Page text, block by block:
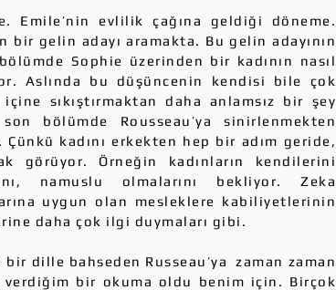
evlilik çağına geldiği döneme.
bir gelin adayı aramakta. Bu gelin adayının
Sophie üzerinden bir kadının nasıl
Aslında bu düşüncenin kendisi bile çok
sıkıştırmaktan daha anlamsız bir şey
bölümde Rousseau’ya sinirlenmekten
kadını erkekten hep bir adım geride,
görüyor. Örneğin kadınların kendilerini
namuslu olmalarını bekliyor. Zeka
uygun olan mesleklere kabiliyetlerinin
daha çok ilgi duymaları gibi.
dille bahseden Russeau’ya zaman zaman
verdiğim bir okuma oldu benim için. Birçok